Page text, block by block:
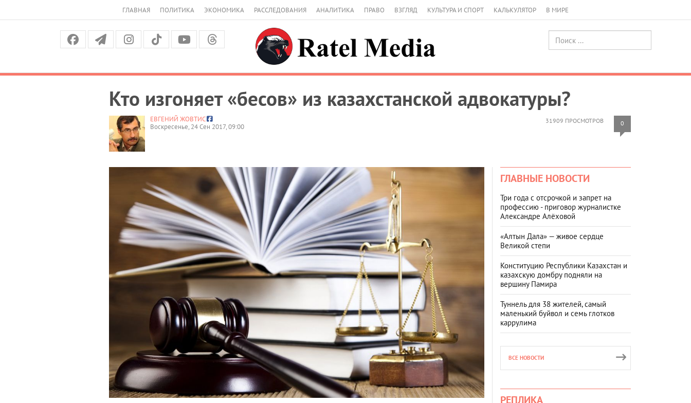
ГЛАВНАЯ ПОЛИТИКА ЭКОНОМИКА РАССЛЕДОВАНИЯ АНАЛИТИКА ПРАВО ВЗГЛЯД КУЛЬТУРА И СПОРТ КАЛЬКУЛЯТОР В МИРЕ
Кто изгоняет «бесов» из казахстанской адвокатуры?
31909 ПРОСМОТРОВ 0
ЕВГЕНИЙ ЖОВТИС
Воскресенье, 24 Сен 2017, 09:00
ГЛАВНЫЕ НОВОСТИ
Три года с отсрочкой и запрет на
профессию - приговор журналистке
Александре Алёховой
«Алтын Дала» — живое сердце
Великой степи
Конституцию Республики Казахстан и
казахскую домбру подняли на
вершину Памира
Туннель для 38 жителей, самый
маленький буйвол и семь глотков
каррулима
ВСЕ НОВОСТИ
РЕПЛИКА